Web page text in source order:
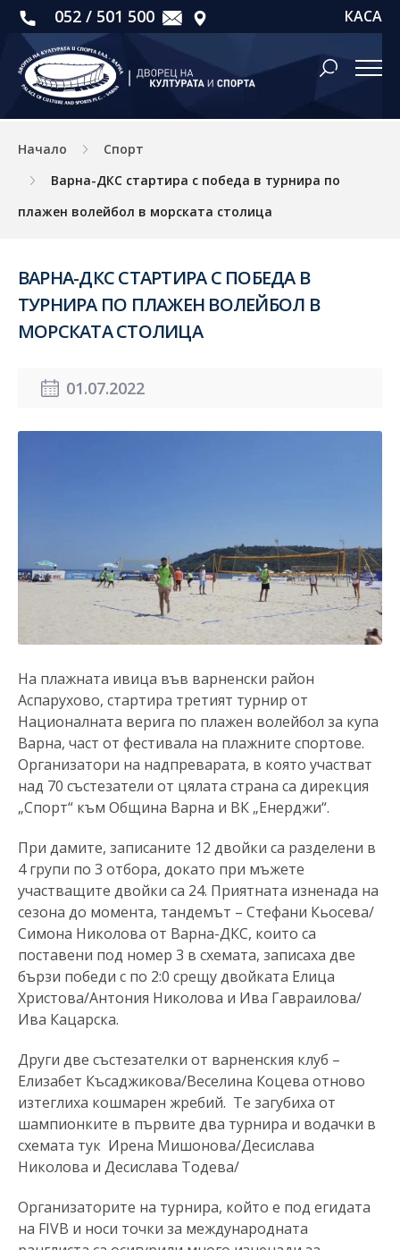
052 / 501 500 КАСА
Начало
Спорт
Варна-ДКС стартира с победа в турнира по
плажен волейбол в морската столица
ВАРНА-ДКС СТАРТИРА С ПОБЕДА В
ТУРНИРА ПО ПЛАЖЕН ВОЛЕЙБОЛ В
МОРСКАТА СТОЛИЦА
01.07.2022
На плажната ивица във варненски район
Аспарухово, стартира третият турнир от
Националната верига по плажен волейбол за купа
Варна, част от фестивала на плажните спортове.
Организатори на надпреварата, в която участват
над 70 състезатели от цялата страна са дирекция
„Спорт“ към Община Варна и ВК „Енерджи“.
При дамите, записаните 12 двойки са разделени в
4 групи по 3 отбора, докато при мъжете
участващите двойки са 24. Приятната изненада на
сезона до момента, тандемът – Стефани Кьосева/
Симона Николова от Варна-ДКС, които са
поставени под номер 3 в схемата, записаха две
бързи победи с по 2:0 срещу двойката Елица
Христова/Антония Николова и Ива Гавраилова/
Ива Кацарска.
Други две състезателки от варненския клуб –
Елизабет Късаджикова/Веселина Коцева отново
изтеглиха кошмарен жребий. Те загубиха от
шампионките в първите два турнира и водачки в
схемата тук Ирена Мишонова/Десислава
Николова и Десислава Тодева/
Организаторите на турнира, който е под егидата
на FIVB и носи точки за международната